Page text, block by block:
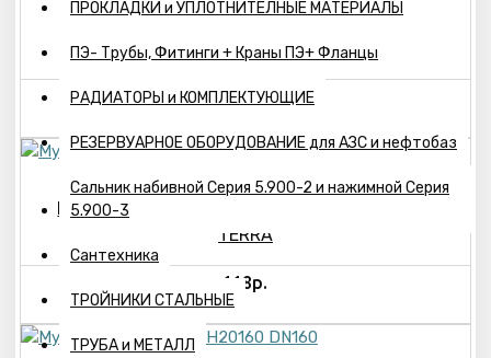
ПРОКЛАДКИ и УПЛОТНИТЕЛНЫЕ МАТЕРИАЛЫ
ПЭ- Трубы, Фитинги + Краны ПЭ+ Фланцы
РАДИАТОРЫ и КОМПЛЕКТУЮЩИЕ
РЕЗЕРВУАРНОЕ ОБОРУДОВАНИЕ для АЗС и нефтобаз
Сальник набивной Серия 5.900-2 и нажимной Серия
5.900-3
Сантехника
ТРОЙНИКИ СТАЛЬНЫЕ
ТРУБА и МЕТАЛЛ
Муфта двойная PPH10160 DN160
250р.
Муфта ремонтная PPH20110 DN110 Pro Aqua
TERRA
118р.